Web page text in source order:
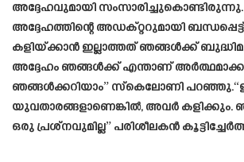
അദ്ദേഹവുമായി
അദ്ദേഹത്തിന്റെ അഡക്റ്ററുമായി ബന്ധപ്പെട്ട്
കളിയ്ക്കാൻ ഇല്ലാത്തത് ഞങ്ങൾക്ക്
അദ്ദേഹം ഞങ്ങൾക്ക് എന്താണ്
ഞങ്ങൾക്കറിയാം” സ്കെലോണി
യുവതാരങ്ങളാണെങ്കിൽ, അവർ
ഒരു പ്രശ്‌നവുമില്ല” പരിശീലകൻ